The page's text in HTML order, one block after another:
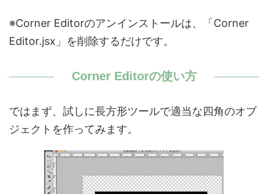
※Corner Editorのアンインストールは、「Corner
Editor.jsx」を削除するだけです。
Corner Editorの使い方
ではまず、試しに長方形ツールで適当な四角のオブ
ジェクトを作ってみます。